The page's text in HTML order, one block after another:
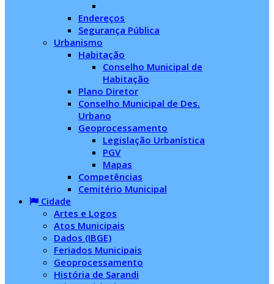
Endereços
Segurança Pública
Urbanismo
Habitação
Conselho Municipal de
Habitação
Plano Diretor
Conselho Municipal de Des.
Urbano
Geoprocessamento
Legislação Urbanística
PGV
Mapas
Competências
Cemitério Municipal
Cidade
Artes e Logos
Atos Municipais
Dados (IBGE)
Feriados Municipais
Geoprocessamento
História de Sarandi